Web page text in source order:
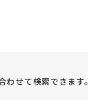
わせて検索できます。